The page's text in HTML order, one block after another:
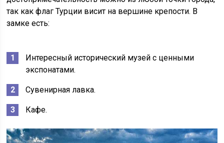
так как флаг Турции висит на вершине крепости. В
замке есть:
Интересный исторический музей с ценными
экспонатами.
Сувенирная лавка.
Кафе.